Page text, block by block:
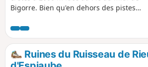
Bigorre. Bien qu'en dehors des pistes
hiver, elle est totalement à l'écart des
randonneurs, particulièrement dans la
dernière partie (voir remarque dans Infos
Pratiques en dessous). En hiver, comme
Ruines du Ruisseau de